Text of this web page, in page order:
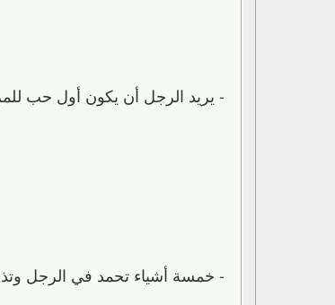
-‏ يريد الرجل أن يكون أول حب
-‏ خمسة أشياء تحمد في الرجل